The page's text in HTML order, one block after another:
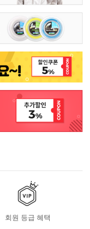
회원 등급 혜택